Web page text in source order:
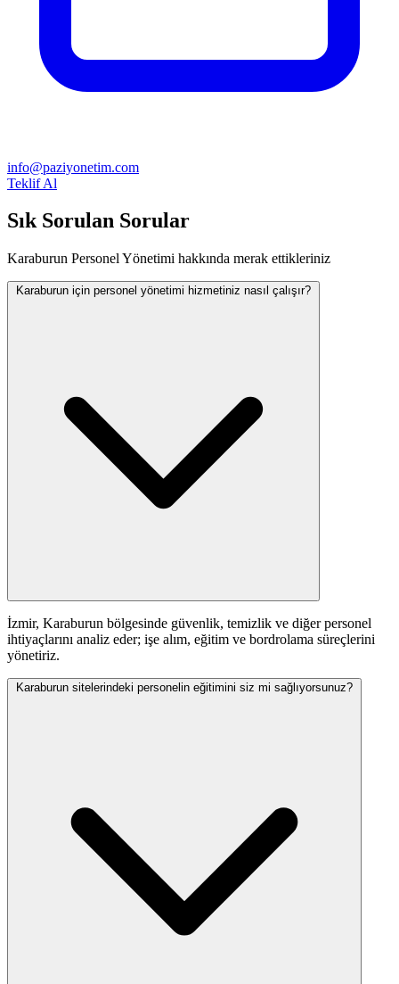
info@paziyonetim.com
Teklif Al
Sık Sorulan Sorular
Karaburun Personel Yönetimi hakkında merak ettikleriniz
Karaburun için personel yönetimi hizmetiniz nasıl çalışır?
İzmir, Karaburun bölgesinde güvenlik, temizlik ve diğer personel
ihtiyaçlarını analiz eder; işe alım, eğitim ve bordrolama süreçlerini
yönetiriz.
Karaburun sitelerindeki personelin eğitimini siz mi sağlıyorsunuz?